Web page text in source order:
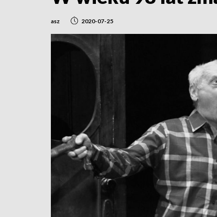
asz 2020-07-25